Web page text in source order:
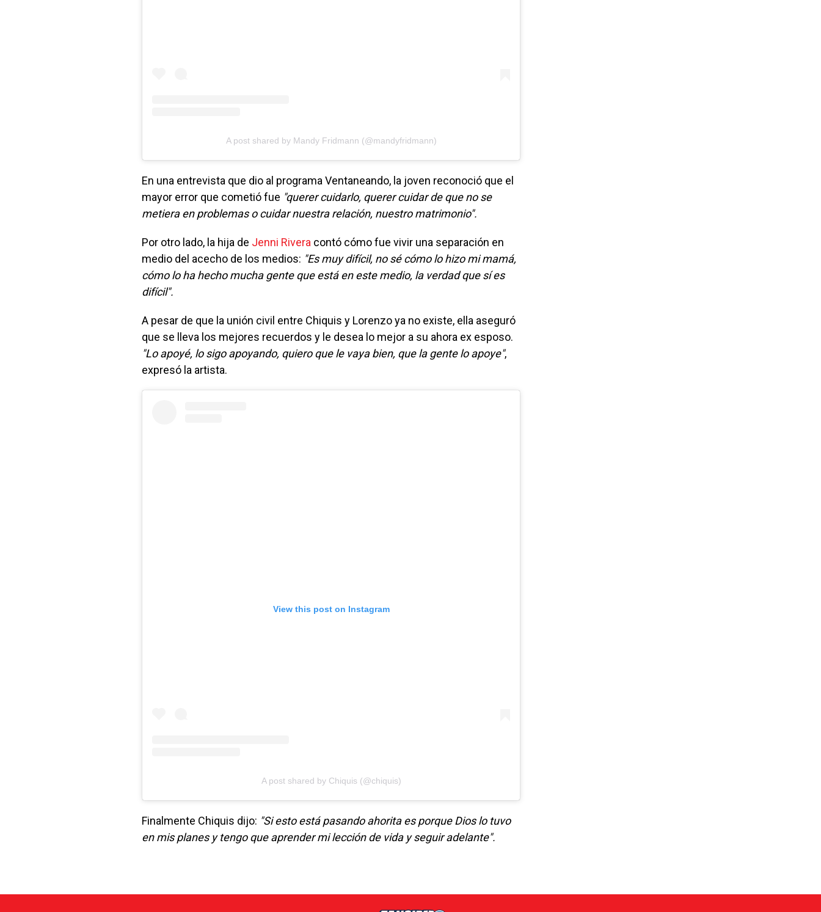
A post shared by Mandy Fridmann (@mandyfridmann)
En una entrevista que dio al programa Ventaneando, la joven reconoció que el
mayor error que cometió fue "querer cuidarlo, querer cuidar de que no se
metiera en problemas o cuidar nuestra relación, nuestro matrimonio".
Por otro lado, la hija de Jenni Rivera contó cómo fue vivir una separación en
medio del acecho de los medios: "Es muy difícil, no sé cómo lo hizo mi mamá,
cómo lo ha hecho mucha gente que está en este medio, la verdad que sí es
difícil".
A pesar de que la unión civil entre Chiquis y Lorenzo ya no existe, ella aseguró
que se lleva los mejores recuerdos y le desea lo mejor a su ahora ex esposo.
"Lo apoyé, lo sigo apoyando, quiero que le vaya bien, que la gente lo apoye",
expresó la artista.
View this post on Instagram
A post shared by Chiquis (@chiquis)
Finalmente Chiquis dijo: "Si esto está pasando ahorita es porque Dios lo tuvo
en mis planes y tengo que aprender mi lección de vida y seguir adelante".